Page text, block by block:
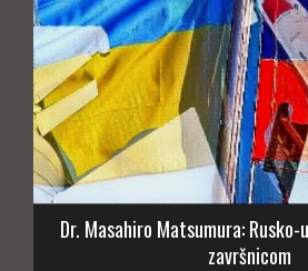
Dr. Masahiro Matsumura:
završnicom